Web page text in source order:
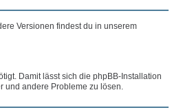
Versionen findest du in unserem
Damit lässt sich die phpBB-Installation
und andere Probleme zu lösen.